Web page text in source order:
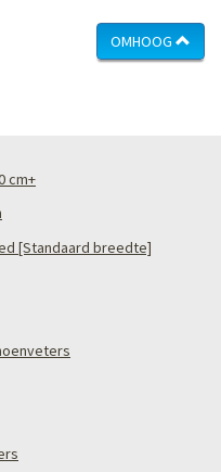
OMHOOG
cm+
[Standaard breedte]